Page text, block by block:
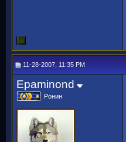
11-28-2007, 11:35 PM
Epaminond
Ронин